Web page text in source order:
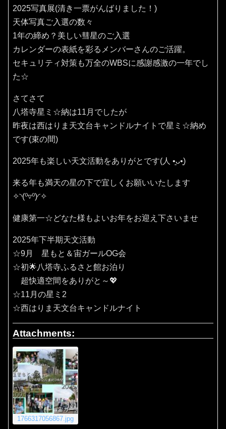
2025写真展(清き一票がんばりました！)
天体写真ご入選の数々
1年の締め？美しい彗星のご入選
カレンダーの表紙を彩るメンバーさんのご活躍。
セキュリティ対策も万全のWBSに感謝感激の一年でし
た☆
さてさて
八塔寺星ミ☆納は11月でしたが
昨夜は西はりま天文台キャンドルナイトで星ミ☆納め
です(束の間)
2025年も楽しい天文活動をありがとです(⁠人⁠ ⁠•͈⁠ᴗ⁠•͈⁠)
来る年も満天の星の下で宜しくお願いいたします
✧⁠◝⁠(⁠⁰⁠▿⁠⁰⁠)⁠◜⁠✧
健康第一☆どなた様もよいお年をお迎え下さいませ
2025年下半期天文活動
☆9月 星もと＆宙ガールOG会
☆初🌟八塔寺ふるさと館お泊り
超快適空間をありがと～💖
☆11月の星ミ2
☆西はりま天文台キャンドルナイト
Attachments:
1766317056867.jpg